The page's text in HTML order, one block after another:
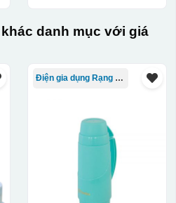
danh mục với giá
Điện gia dụng Rạng Đông